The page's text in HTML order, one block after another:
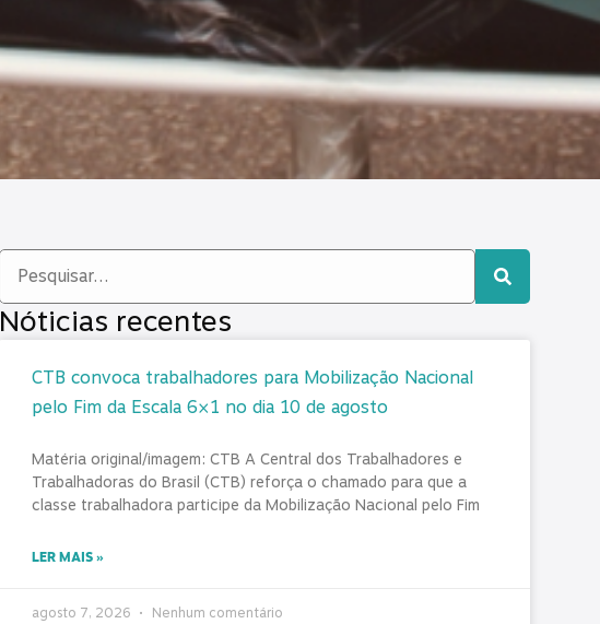
Nóticias recentes
CTB convoca trabalhadores para Mobilização Nacional
pelo Fim da Escala 6×1 no dia 10 de agosto
Matéria original/imagem: CTB A Central dos Trabalhadores e
Trabalhadoras do Brasil (CTB) reforça o chamado para que a
classe trabalhadora participe da Mobilização Nacional pelo Fim
LER MAIS »
agosto 7, 2026 Nenhum comentário